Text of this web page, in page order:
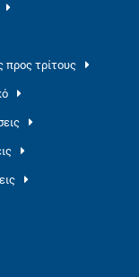
προς τρίτους